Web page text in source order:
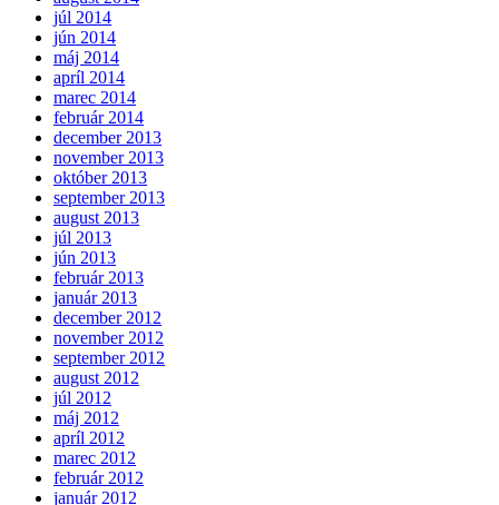
júl 2014
jún 2014
máj 2014
apríl 2014
marec 2014
február 2014
december 2013
november 2013
október 2013
september 2013
august 2013
júl 2013
jún 2013
február 2013
január 2013
december 2012
november 2012
september 2012
august 2012
júl 2012
máj 2012
apríl 2012
marec 2012
február 2012
január 2012